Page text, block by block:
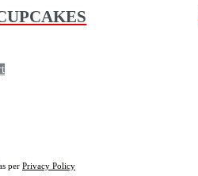
per Privacy Policy